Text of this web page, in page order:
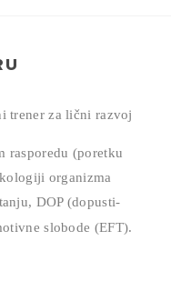
trener za lični razvoj
rasporedu (poretku
organizma
DOP (dopusti-
slobode (EFT).